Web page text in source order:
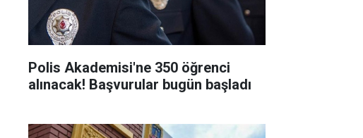
Polis Akademisi'ne 350 öğrenci
alınacak! Başvurular bugün başladı